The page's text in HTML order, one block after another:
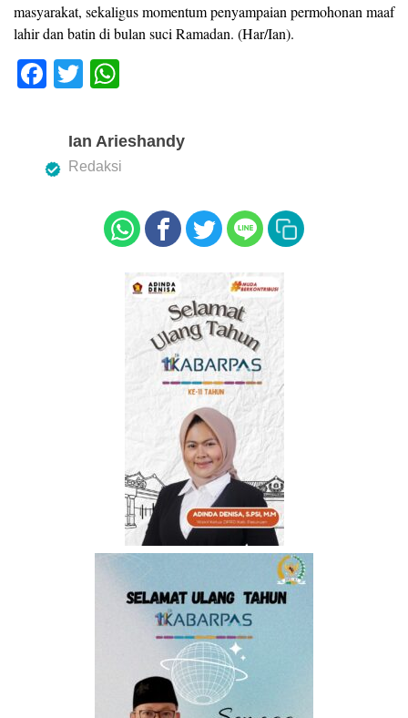
masyarakat, sekaligus momentum penyampaian permohonan maaf
lahir dan batin di bulan suci Ramadan. (Har/Ian).
F
e
T
tt
er
at
s
p
p
Ian Arieshandy
Redaksi